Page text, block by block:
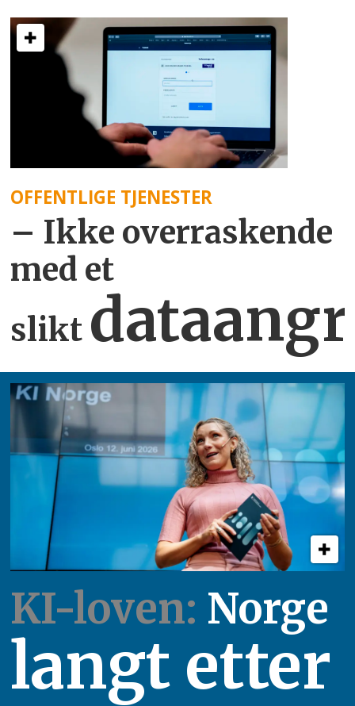
OFFENTLIGE TJENESTER
– Ikke overraskende
med et
slikt
KI-loven: Norge
langt etter